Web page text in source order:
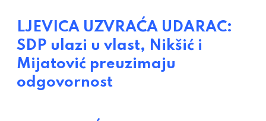
LJEVICA UZVRAĆA UDARAC:
SDP ulazi u vlast, Nikšić i
Mijatović preuzimaju
odgovornost